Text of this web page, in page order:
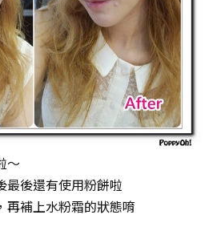
～
最後還有使用粉餅啦
再補上水粉霜的狀態唷